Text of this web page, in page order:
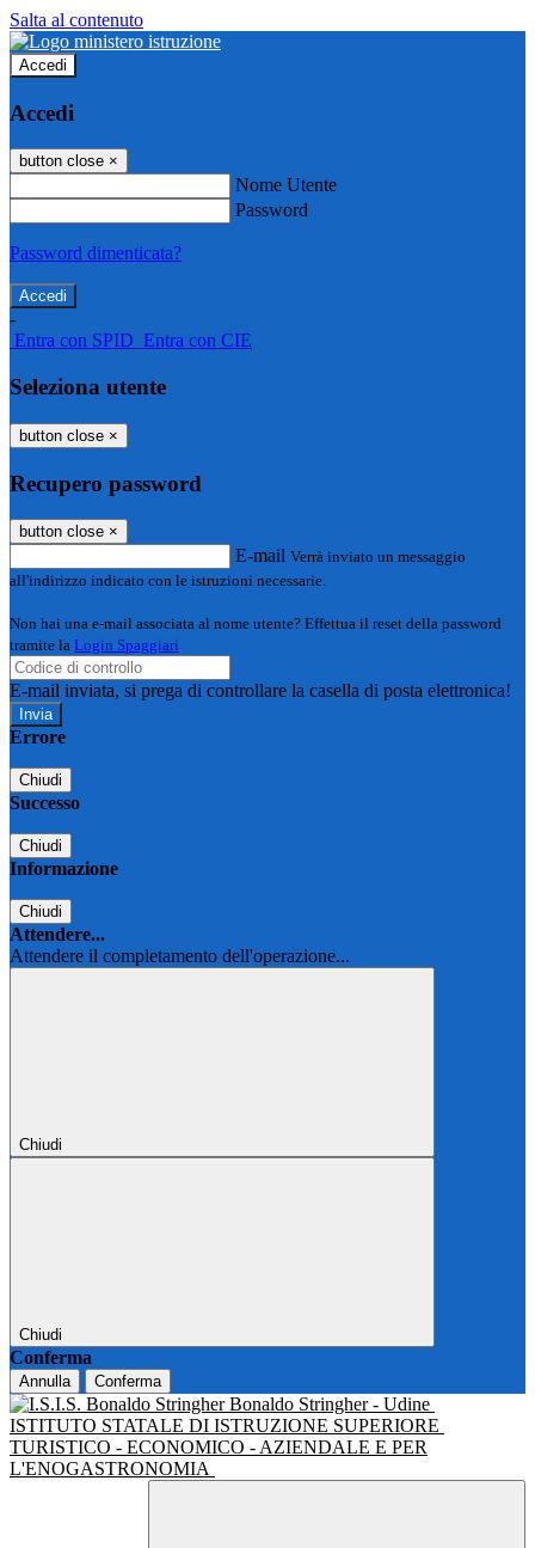
Salta al contenuto
Accedi
Accedi
button close ×
Nome Utente
Password
Password dimenticata?
-
Entra con SPID Entra con CIE
Seleziona utente
button close ×
Recupero password
button close ×
E-mail Verrà inviato un messaggio
all'indirizzo indicato con le istruzioni necessarie.
Non hai una e-mail associata al nome utente? Effettua il reset della password
tramite la Login Spaggiari
E-mail inviata, si prega di controllare la casella di posta elettronica!
Errore
Chiudi
Successo
Chiudi
Informazione
Chiudi
Attendere...
Attendere il completamento dell'operazione...
Chiudi
Chiudi
Conferma
Annulla Conferma
Bonaldo Stringher - Udine
ISTITUTO STATALE DI ISTRUZIONE SUPERIORE
TURISTICO - ECONOMICO - AZIENDALE E PER
L'ENOGASTRONOMIA